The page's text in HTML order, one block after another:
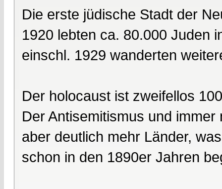
Die erste jüdische Stadt der
1920 lebten ca. 80.000 Juden
einschl. 1929 wanderten
Der holocaust ist zweifellos
Der Antisemitismus und
aber deutlich mehr Länder,
schon in den 1890er Jahren